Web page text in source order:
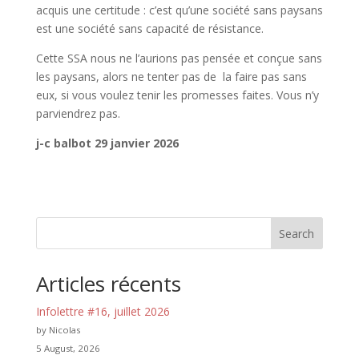
acquis une certitude : c’est qu’une société sans paysans
est une société sans capacité de résistance.
Cette SSA nous ne l’aurions pas pensée et conçue sans
les paysans, alors ne tenter pas de la faire pas sans
eux, si vous voulez tenir les promesses faites. Vous n’y
parviendrez pas.
j-c balbot 29 janvier 2026
Search
Articles récents
Infolettre #16, juillet 2026
by Nicolas
5 August, 2026